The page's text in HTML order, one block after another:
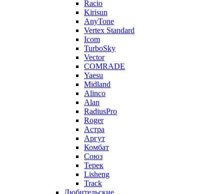
Racio
Kirisun
AnyTone
Vertex Standard
Icom
TurboSky
Vector
COMRADE
Yaesu
Midland
Alinco
Alan
RadiusPro
Roger
Астра
Аргут
Комбат
Союз
Терек
Lisheng
Track
Любительские